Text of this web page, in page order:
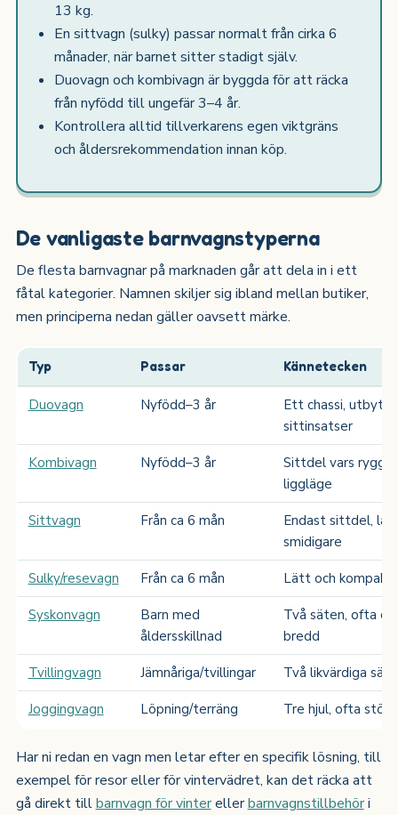
13 kg.
En sittvagn (sulky) passar normalt från cirka 6
månader, när barnet sitter stadigt själv.
Duovagn och kombivagn är byggda för att räcka
från nyfödd till ungefär 3–4 år.
Kontrollera alltid tillverkarens egen viktgräns
och åldersrekommendation innan köp.
De vanligaste barnvagnstyperna
De flesta barnvagnar på marknaden går att dela in i ett
fåtal kategorier. Namnen skiljer sig ibland mellan butiker,
men principerna nedan gäller oavsett märke.
Typ Passar Kännetecken
Duovagn Nyfödd–3 år
Ett chassi,
sittinsatser
Kombivagn Nyfödd–3 år
Sittdel vars rygg
liggläge
Sittvagn Från ca 6 mån
Endast sittdel,
smidigare
Sulky/resevagn Från ca 6 mån Lätt och
Syskonvagn
Barn med
åldersskillnad
Två säten, ofta
bredd
Tvillingvagn Jämnåriga/tvillingar Två likvärdiga
Joggingvagn Löpning/terräng Tre hjul, ofta
Har ni redan en vagn men letar efter en specifik lösning, till
exempel för resor eller för vintervädret, kan det räcka att
gå direkt tillbarnvagn för vinterellerbarnvagnstillbehöri